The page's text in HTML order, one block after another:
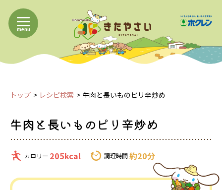
menu
トップ レシピ検索 牛肉と長いものピリ辛炒め
牛肉と長いものピリ辛炒め
カロリー 205kcal 調理時間 約20分